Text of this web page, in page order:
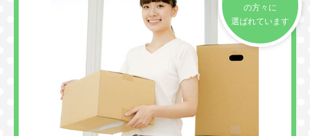
の方々に
選ばれています